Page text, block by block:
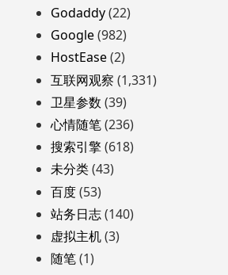
Godaddy(22)
Google(982)
HostEase(2)
互联网观察 (1,331)
卫星参数 (39)
心情随笔(236)
搜索引擎(618)
未分类(43)
百度(53)
站务日志(140)
虚拟主机(3)
随笔(1)